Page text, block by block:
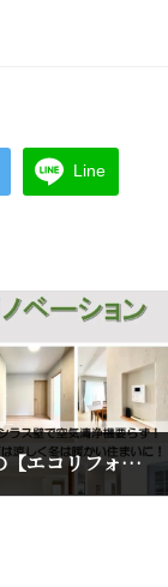
Line
マイホームパートナーの【エコリフォーム・リノベーション】その1.